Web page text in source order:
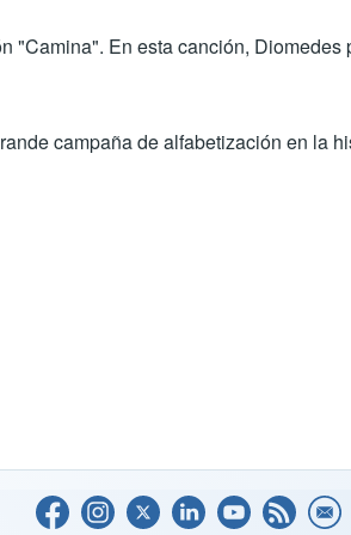
En esta canción,
campaña de alfabetización en la